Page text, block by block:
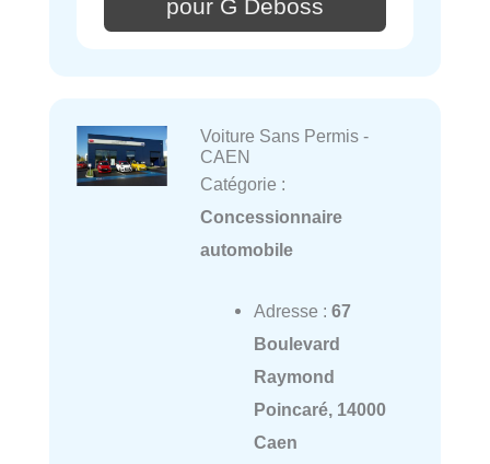
pour G Deboss
Voiture Sans Permis -
CAEN
Catégorie :
Concessionnaire
automobile
Adresse : 67
Boulevard
Raymond
Poincaré, 14000
Caen